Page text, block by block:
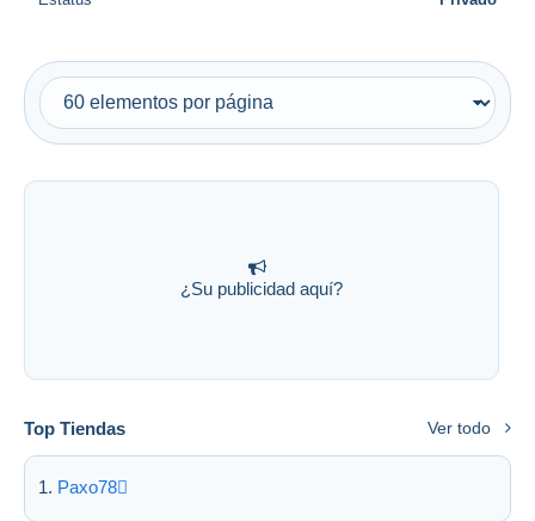
¿Su publicidad aquí?
Top Tiendas Ver todo
Paxo78